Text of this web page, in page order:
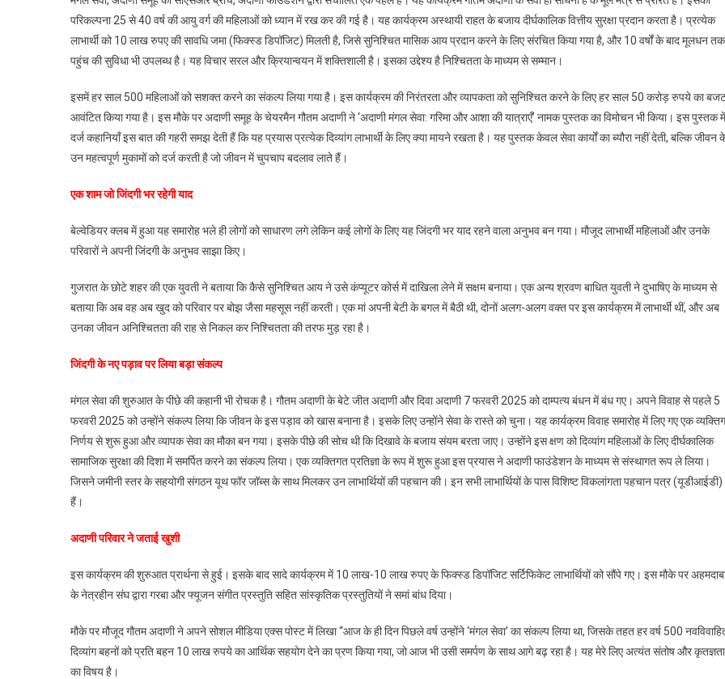
परिकल्पना 25 से 40 वर्ष की आयु वर्ग की महिलाओं को ध्यान में रख कर की गई है। यह कार्यक्रम अस्थायी राहत के बजाय दीर्घकालिक वित्तीय सुरक्षा प्रदान करता है। प्रत्येक
लाभार्थी को 10 लाख रुपए की सावधि जमा (फिक्स्ड डिपॉजिट) मिलती है, जिसे सुनिश्चित मासिक आय प्रदान करने के लिए संरचित किया गया है, और 10 वर्षों के बाद मूलधन तक
पहुंच की सुविधा भी उपलब्ध है। यह विचार सरल और क्रियान्वयन में शक्तिशाली है। इसका उद्देश्य है निश्चितता के माध्यम से सम्मान।
इसमें हर साल 500 महिलाओं को सशक्त करने का संकल्प लिया गया है। इस कार्यक्रम की निरंतरता और व्यापकता को सुनिश्चित करने के लिए हर साल 50 करोड़ रुपये का
आवंटित किया गया है। इस मौके पर अदाणी समूह के चेयरमैन गौतम अदाणी ने ‘अदाणी मंगल सेवा: गरिमा और आशा की यात्राएँ’ नामक पुस्तक का विमोचन भी किया। इस पुस्तक में
दर्ज कहानियाँ इस बात की गहरी समझ देती हैं कि यह प्रयास प्रत्येक दिव्यांग लाभार्थी के लिए क्या मायने रखता है। यह पुस्तक केवल सेवा कार्यों का ब्यौरा नहीं देती, बल्कि जीवन
उन महत्वपूर्ण मुकामों को दर्ज करती है जो जीवन में चुपचाप बदलाव लाते हैं।
एक शाम जो जिंदगी भर रहेगी याद
बेल्वेडियर क्लब में हुआ यह समारोह भले ही लोगों को साधारण लगे लेकिन कई लोगों के लिए यह जिंदगी भर याद रहने वाला अनुभव बन गया। मौजूद लाभार्थी महिलाओं और उनके
परिवारों ने अपनी जिंदगी के अनुभव साझा किए।
गुजरात के छोटे शहर की एक युवती ने बताया कि कैसे सुनिश्चित आय ने उसे कंप्यूटर कोर्स में दाखिला लेने में सक्षम बनाया। एक अन्य श्रवण बाधित युवती ने दुभाषिए के माध्यम से
बताया कि अब वह अब खुद को परिवार पर बोझ जैसा महसूस नहीं करती। एक मां अपनी बेटी के बगल में बैठी थी, दोनों अलग-अलग वक्त पर इस कार्यक्रम में लाभार्थी थीं, और अब
उनका जीवन अनिश्चितता की राह से निकल कर निश्चितता की तरफ मुड़ रहा है।
जिंदगी के नए पड़ाव पर लिया बड़ा संकल्प
मंगल सेवा की शुरुआत के पीछे की कहानी भी रोचक है। गौतम अदाणी के बेटे जीत अदाणी और दिवा अदाणी 7 फरवरी 2025 को दाम्पत्य बंधन में बंध गए। अपने विवाह से पहले 5
फरवरी 2025 को उन्होंने संकल्प लिया कि जीवन के इस पड़ाव को खास बनाना है। इसके लिए उन्होंने सेवा के रास्ते को चुना। यह कार्यक्रम विवाह समारोह में लिए गए एक
निर्णय से शुरू हुआ और व्यापक सेवा का मौका बन गया। इसके पीछे की सोच थी कि दिखावे के बजाय संयम बरता जाए। उन्होंने इस क्षण को दिव्यांग महिलाओं के लिए दीर्घकालिक
सामाजिक सुरक्षा की दिशा में समर्पित करने का संकल्प लिया। एक व्यक्तिगत प्रतिज्ञा के रूप में शुरू हुआ इस प्रयास ने अदाणी फाउंडेशन के माध्यम से संस्थागत रूप ले लिया।
जिसने जमीनी स्तर के सहयोगी संगठन यूथ फॉर जॉब्स के साथ मिलकर उन लाभार्थियों की पहचान की। इन सभी लाभार्थियों के पास विशिष्ट विकलांगता पहचान पत्र (यूडीआईडी)
हैं।
अदाणी परिवार ने जताई खुशी
इस कार्यक्रम की शुरुआत प्रार्थना से हुई। इसके बाद सादे कार्यक्रम में 10 लाख-10 लाख रुपए के फिक्स्ड डिपॉजिट सर्टिफिकेट लाभार्थियों को सौंपे गए। इस मौके पर
के नेत्रहीन संघ द्वारा गरबा और फ्यूजन संगीत प्रस्तुति सहित सांस्कृतिक प्रस्तुतियों ने समां बांध दिया।
मौके पर मौजूद गौतम अदाणी ने अपने सोशल मीडिया एक्स पोस्ट में लिखा “आज के ही दिन पिछले वर्ष उन्होंने ‘मंगल सेवा’ का संकल्प लिया था, जिसके तहत हर वर्ष 500
दिव्यांग बहनों को प्रति बहन 10 लाख रुपये का आर्थिक सहयोग देने का प्रण किया गया, जो आज भी उसी समर्पण के साथ आगे बढ़ रहा है। यह मेरे लिए अत्यंत संतोष और कृतज्ञता
का विषय है।